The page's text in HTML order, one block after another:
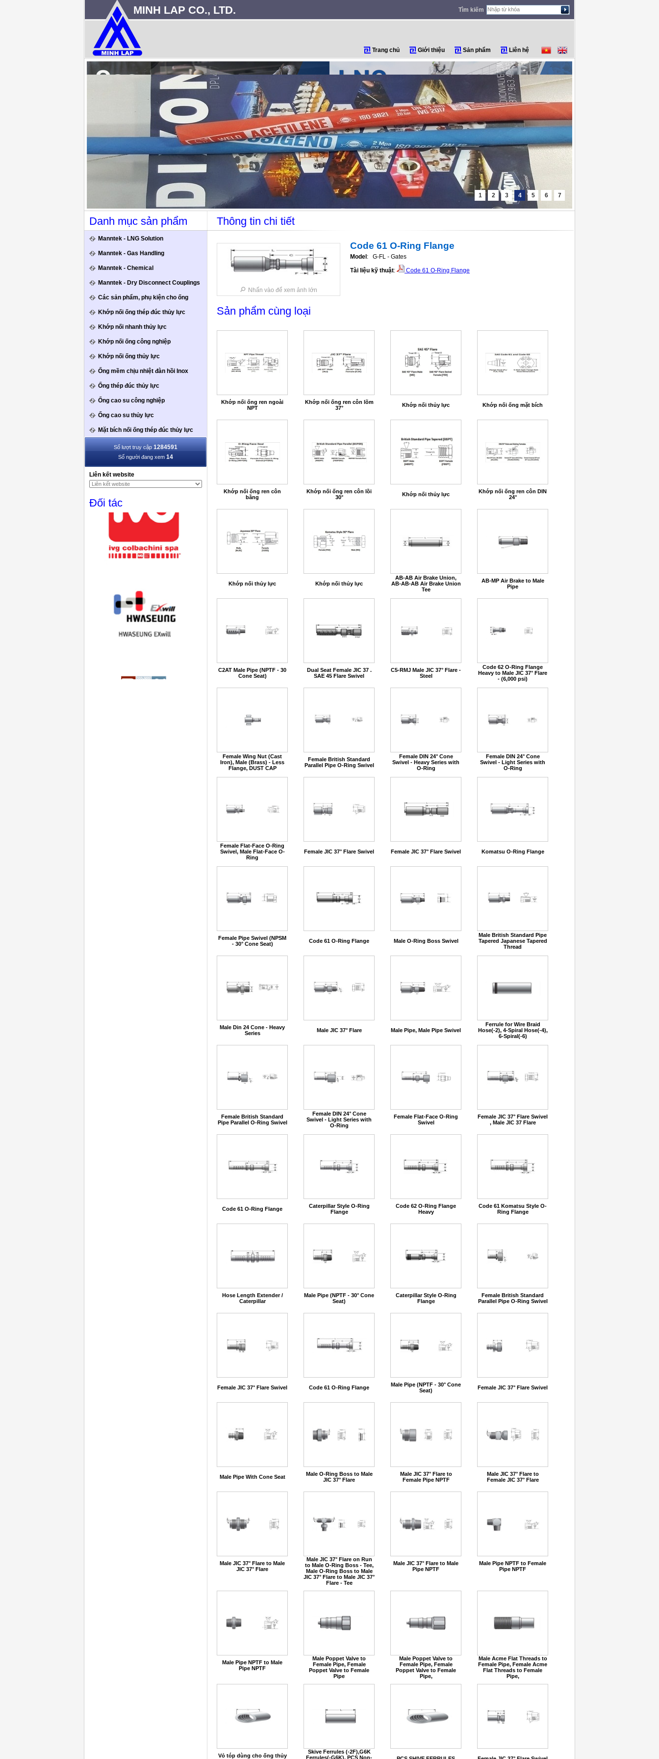
MINH LAP CO., LTD. Tìm kiếm
Trang chủ Giới thiệu Sản phẩm Liên hệ
1 2 3 4 5 6 7
Danh mục sản phẩm
Manntek - LNG Solution
Manntek - Gas Handling
Manntek - Chemical
Manntek - Dry Disconnect Couplings
Các sản phẩm, phụ kiện cho ống
Khớp nối ống thép đúc thủy lực
Khớp nối nhanh thủy lực
Khớp nối ống công nghiệp
Khớp nối ống thủy lực
Ống mềm chịu nhiệt đàn hồi Inox
Ống thép đúc thủy lực
Ống cao su công nghiệp
Ống cao su thủy lực
Mặt bích nối ống thép đúc thủy lực
Số lượt truy cập 1284591
Số người đang xem 14
Liên kết website
Đối tác
Thông tin chi tiết
Nhấn vào để xem ảnh lớn
Code 61 O-Ring Flange
Model : G-FL - Gates
Tài liệu kỹ thuật: Code 61 O-Ring Flange
Sản phẩm cùng loại
Khớp nối ống ren ngoài
NPT
Khớp nối ống ren côn lõm
37°
Khớp nối thủy lực Khớp nối ống mặt bích
Khớp nối ống ren côn
bằng
Khớp nối ống ren côn lồi
30°
Khớp nối thủy lực
Khớp nối ống ren côn DIN
24°
Khớp nối thủy lực Khớp nối thủy lực
AB-AB Air Brake Union,
AB-AB-AB Air Brake Union
Tee
AB-MP Air Brake to Male
Pipe
C2AT Male Pipe (NPTF - 30
Cone Seat)
Dual Seat Female JIC 37 .
SAE 45 Flare Swivel
C5-RMJ Male JIC 37° Flare -
Steel
Code 62 O-Ring Flange
Heavy to Male JIC 37° Flare
- (6,000 psi)
Female Wing Nut (Cast
Iron), Male (Brass) - Less
Flange, DUST CAP
Female British Standard
Parallel Pipe O-Ring Swivel
Female DIN 24° Cone
Swivel - Heavy Series with
O-Ring
Female DIN 24° Cone
Swivel - Light Series with
O-Ring
Female Flat-Face O-Ring
Swivel, Male Flat-Face O-
Ring
Female JIC 37° Flare Swivel Female JIC 37° Flare Swivel Komatsu O-Ring Flange
Female Pipe Swivel (NPSM
- 30° Cone Seat)
Code 61 O-Ring Flange Male O-Ring Boss Swivel
Male British Standard Pipe
Tapered Japanese Tapered
Thread
Male Din 24 Cone - Heavy
Series
Male JIC 37° Flare Male Pipe, Male Pipe Swivel
Ferrule for Wire Braid
Hose(-2), 4-Spiral Hose(-4),
6-Spiral(-6)
Female British Standard
Pipe Parallel O-Ring Swivel
Female DIN 24° Cone
Swivel - Light Series with
O-Ring
Female Flat-Face O-Ring
Swivel
Female JIC 37° Flare Swivel
, Male JIC 37 Flare
Code 61 O-Ring Flange
Caterpillar Style O-Ring
Flange
Code 62 O-Ring Flange
Heavy
Code 61 Komatsu Style O-
Ring Flange
Hose Length Extender /
Caterpillar
Male Pipe (NPTF - 30° Cone
Seat)
Caterpillar Style O-Ring
Flange
Female British Standard
Parallel Pipe O-Ring Swivel
Female JIC 37° Flare Swivel Code 61 O-Ring Flange
Male Pipe (NPTF - 30° Cone
Seat)
Female JIC 37° Flare Swivel
Male Pipe With Cone Seat
Male O-Ring Boss to Male
JIC 37° Flare
Male JIC 37° Flare to
Female Pipe NPTF
Male JIC 37° Flare to
Female JIC 37° Flare
Male JIC 37° Flare to Male
JIC 37° Flare
Male JIC 37° Flare on Run
to Male O-Ring Boss - Tee,
Male O-Ring Boss to Male
JIC 37° Flare to Male JIC 37°
Flare - Tee
Male JIC 37° Flare to Male
Pipe NPTF
Male Pipe NPTF to Female
Pipe NPTF
Male Pipe NPTF to Male
Pipe NPTF
Male Poppet Valve to
Female Pipe, Female
Poppet Valve to Female
Pipe
Male Poppet Valve to
Female Pipe, Female
Poppet Valve to Female
Pipe,
Male Acme Flat Threads to
Female Pipe, Female Acme
Flat Threads to Female
Pipe,
Vỏ tóp dùng cho ống thủy
Skive Ferrules (-2F),G6K
Ferrules(-G6K), PCS Non-